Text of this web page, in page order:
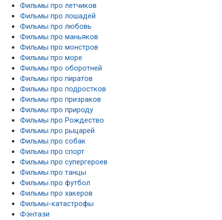
Фильмы про летчиков
Фильмы про лошадей
Фильмы про любовь
Фильмы про маньяков
Фильмы про монстров
Фильмы про море
Фильмы про оборотней
Фильмы про пиратов
Фильмы про подростков
Фильмы про призраков
Фильмы про природу
Фильмы про Рождество
Фильмы про рыцарей
Фильмы про собак
Фильмы про спорт
Фильмы про супергероев
Фильмы про танцы
Фильмы про футбол
Фильмы про хакеров
Фильмы-катастрофы
Фэнтази